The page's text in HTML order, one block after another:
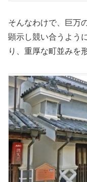
そんなわけで、巨万
顕示し競い合うよう
り、重厚な町並みを